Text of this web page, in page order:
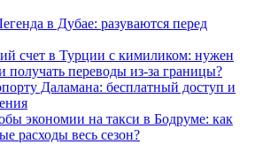
в Дубае: разуваются перед
счет в Турции с кимиликом: нужен
получать переводы из-за границы?
Даламана: бесплатный доступ и
экономии на такси в Бодруме: как
расходы весь сезон?